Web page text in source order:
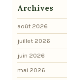
Archives
août 2026
juillet 2026
juin 2026
mai 2026